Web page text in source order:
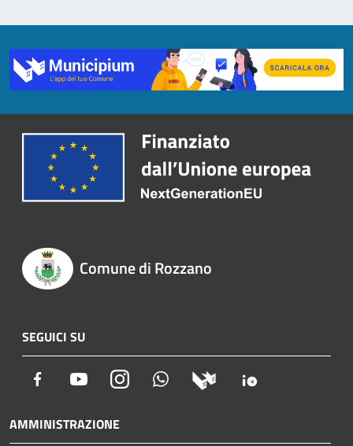
Comune di Rozzano
SEGUICI SU
Facebook YoutubeInstagram Whatsapp
AMMINISTRAZIONE